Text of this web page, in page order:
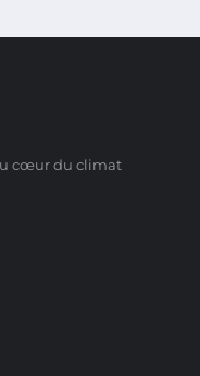
cœur du climat